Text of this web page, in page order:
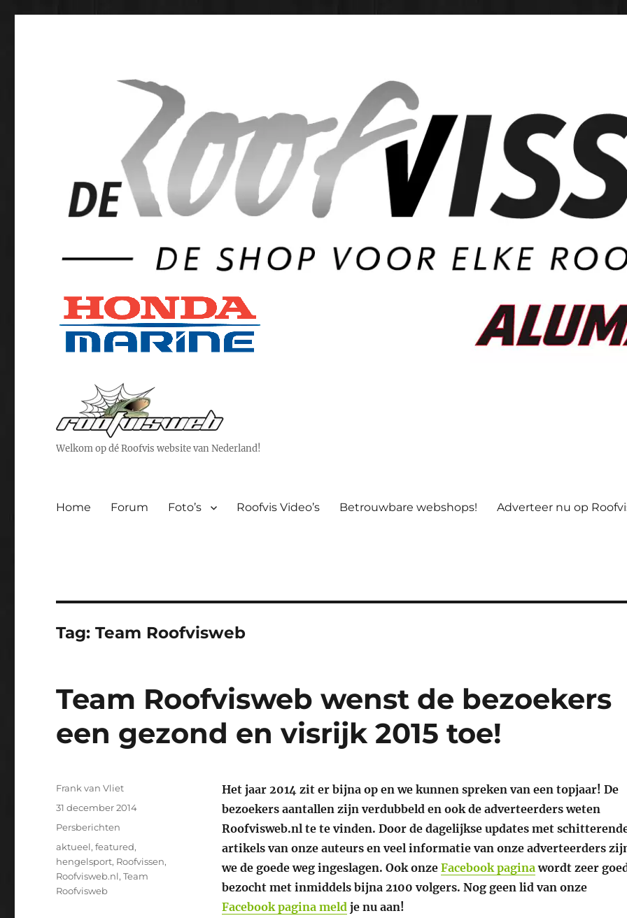
Welkom op dé Roofvis website van Nederland!
Home Forum Foto’s Roofvis Video’s Betrouwbare webshops! Adverteer nu op
Tag:Team Roofvisweb
Team Roofvisweb wenst de bezoekers
een gezond en visrijk 2015 toe!
Het jaar 2014 zit er bijna op en we kunnen spreken van een topjaar! De
bezoekers aantallen zijn verdubbeld en ook de adverteerders weten
Roofvisweb.nl te te vinden. Door de dagelijkse updates met
artikels van onze auteurs en veel informatie van onze adverteerders
we de goede weg ingeslagen. Ook onze Facebook pagina wordt zeer
bezocht met inmiddels bijna 2100 volgers. Nog geen lid van onze
Facebook pagina meld je nu aan!
Auteur
Frank van Vliet
Geplaatst
31 december 2014
Categorieën
Persberichten
Tags
aktueel,featured,
hengelsport, Roofvissen,
Roofvisweb.nl,Team
Roofvisweb